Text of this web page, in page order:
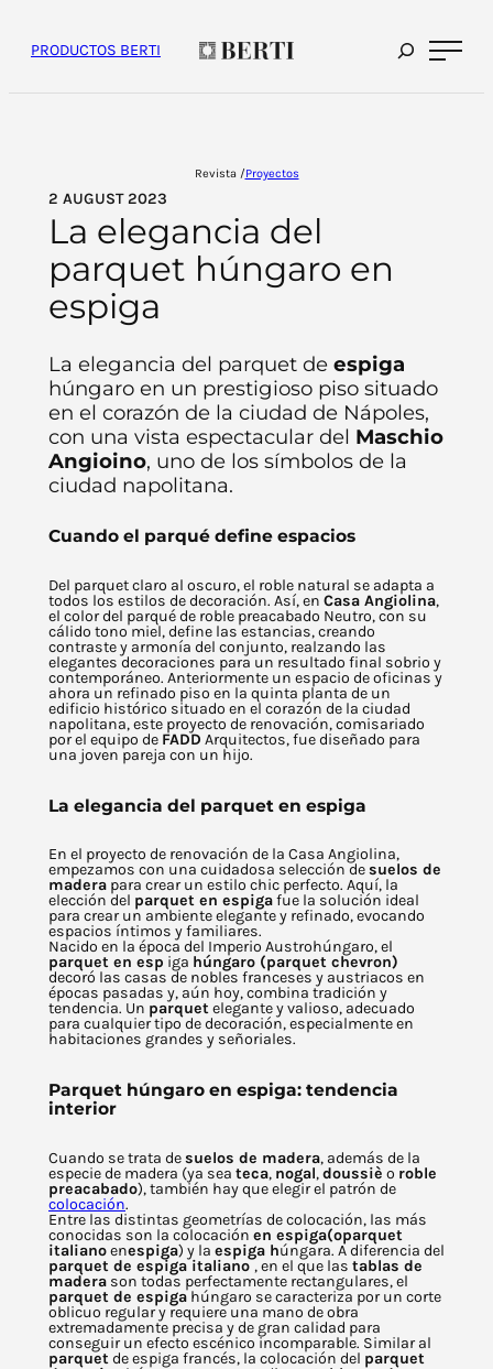
contenido
PRODUCTOS BERTI
Revista /Proyectos
2 AUGUST 2023
La elegancia del
parquet húngaro en
espiga
La elegancia del parquet de espiga
húngaro en un prestigioso piso situado
en el corazón de la ciudad de Nápoles,
con una vista espectacular del Maschio
Angioino, uno de los símbolos de la
ciudad napolitana.
Cuando el parqué define espacios
Del parquet claro al oscuro, el roble natural se adapta a
todos los estilos de decoración. Así, en Casa Angiolina,
el color del parqué de roble preacabado Neutro, con su
cálido tono miel, define las estancias, creando
contraste y armonía del conjunto, realzando las
elegantes decoraciones para un resultado final sobrio y
contemporáneo. Anteriormente un espacio de oficinas y
ahora un refinado piso en la quinta planta de un
edificio histórico situado en el corazón de la ciudad
napolitana, este proyecto de renovación, comisariado
por el equipo de FADD Arquitectos, fue diseñado para
una joven pareja con un hijo.
La elegancia del parquet en espiga
En el proyecto de renovación de la Casa Angiolina,
empezamos con una cuidadosa selección desuelos de
madera para crear un estilo chic perfecto. Aquí, la
elección del parquet en espigafue la solución ideal
para crear un ambiente elegante y refinado, evocando
espacios íntimos y familiares.
Nacido en la época del Imperio Austrohúngaro, el
parquet en esp iga húngaro (parquet chevron)
decoró las casas de nobles franceses y austriacos en
épocas pasadas y, aún hoy, combina tradición y
tendencia. Un parquetelegante y valioso, adecuado
para cualquier tipo de decoración, especialmente en
habitaciones grandes y señoriales.
Parquet húngaro en espiga: tendencia
interior
Cuando se trata desuelos de madera, además de la
especie de madera (ya sea teca, nogal,doussiè o roble
preacabado), también hay que elegir el patrón de
colocación.
Entre las distintas geometrías de colocación, las más
conocidas son la colocación en espiga(oparquet
italianoenespiga) y la espiga húngara. A diferencia del
parquet de espiga italiano, en el que las tablas de
madera son todas perfectamente rectangulares, el
parquet de espigahúngaro se caracteriza por un corte
oblicuo regular y requiere una mano de obra
extremadamente precisa y de gran calidad para
conseguir un efecto escénico incomparable. Similar al
parquetde espiga francés, la colocación del parquet